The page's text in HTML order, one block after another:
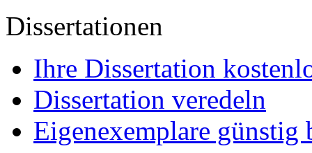
Dissertationen
Ihre Dissertation
Dissertation veredeln
Eigenexemplare günstig